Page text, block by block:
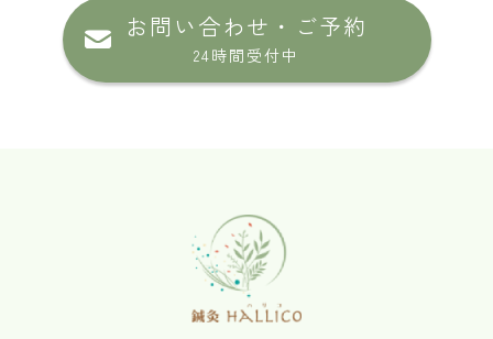
お問い合わせ・ご予約
24時間受付中